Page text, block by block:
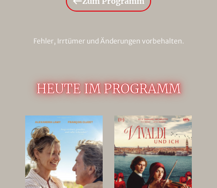
Fehler, Irrtümer und Änderungen vorbehalten.
HEUTE IM PROGRAMM